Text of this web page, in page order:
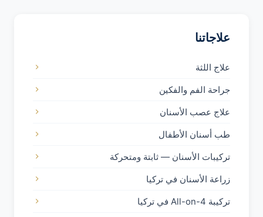
علاجاتنا
علاج اللثة
جراحة الفم والفكين
علاج عصب الأسنان
طب أسنان الأطفال
تركيبات الأسنان — ثابتة ومتحركة
زراعة الأسنان في تركيا
تركيبة All-on-4 في تركيا